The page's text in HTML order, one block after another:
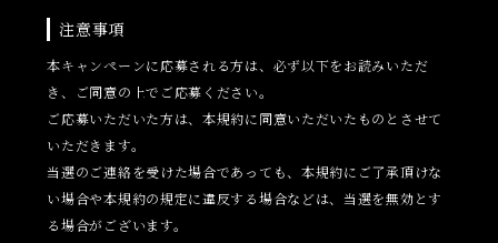
注意事項
本キャンペーンに応募される方は、必ず以下をお読みいただ
き、ご同意の上でご応募ください。
ご応募いただいた方は、本規約に同意いただいたものとさせて
いただきます。
当選のご連絡を受けた場合であっても、本規約にご了承頂けな
い場合や本規約の規定に違反する場合などは、当選を無効とす
る場合がございます。